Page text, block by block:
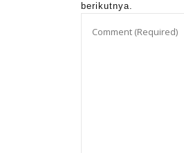
berikutnya.